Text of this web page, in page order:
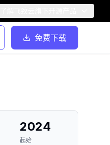
免费下载
2024
起始